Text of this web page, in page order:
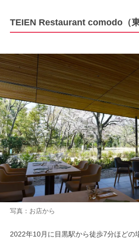
TEIEN Restaurant comodo（東
写真：お店から
2022年10月に目黒駅から徒歩7分ほどの